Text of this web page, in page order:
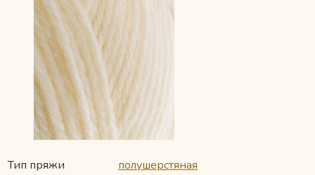
Тип пряжи
полушерстяная